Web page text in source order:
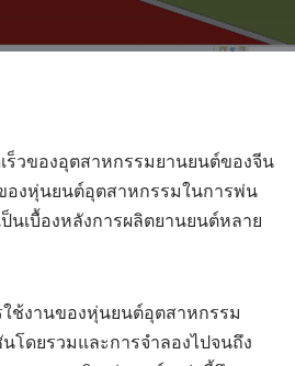
ร็วของอุตสาหกรรมยานยนต์ของจีน
องหุ่นยนต์อุตสาหกรรมในการพ่น
นเบื้องหลังการผลิตยานยนต์หลาย
ใช้งานของหุ่นยนต์อุตสาหกรรม
โดยรวมและการจำลองไปจนถึง